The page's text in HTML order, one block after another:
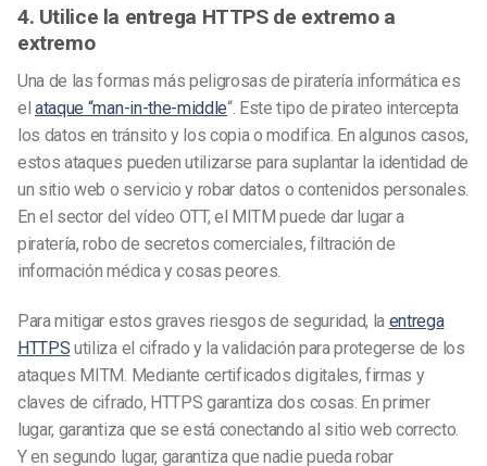
4. Utilice la entrega HTTPS de extremo a
extremo
Una de las formas más peligrosas de piratería informática es
elataque “man-in-the-middle“. Este tipo de pirateo intercepta
los datos en tránsito y los copia o modifica. En algunos casos,
estos ataques pueden utilizarse para suplantar la identidad de
un sitio web o servicio y robar datos o contenidos personales.
En el sector del vídeo OTT, el MITM puede dar lugar a
piratería, robo de secretos comerciales, filtración de
información médica y cosas peores.
Para mitigar estos graves riesgos de seguridad, la entrega
HTTPS utiliza el cifrado y la validación para protegerse de los
ataques MITM. Mediante certificados digitales, firmas y
claves de cifrado, HTTPS garantiza dos cosas. En primer
lugar, garantiza que se está conectando al sitio web correcto.
Y en segundo lugar, garantiza que nadie pueda robar